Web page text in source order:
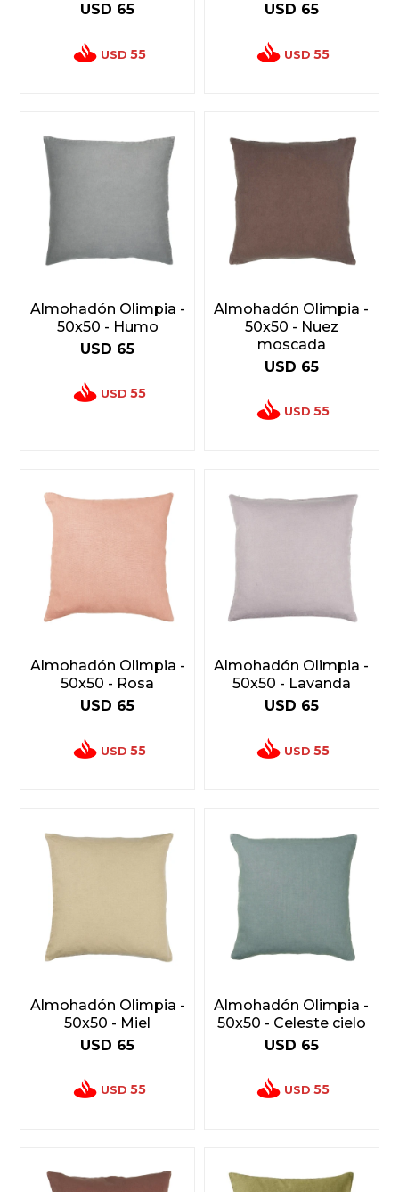
USD 65
USD 55
USD 65
USD 55
Almohadón Olimpia -
50x50 - Humo
USD 65
USD 55
Almohadón Olimpia -
50x50 - Nuez
moscada
USD 65
USD 55
Almohadón Olimpia -
50x50 - Rosa
USD 65
USD 55
Almohadón Olimpia -
50x50 - Lavanda
USD 65
USD 55
Almohadón Olimpia -
50x50 - Miel
USD 65
USD 55
Almohadón Olimpia -
50x50 - Celeste cielo
USD 65
USD 55